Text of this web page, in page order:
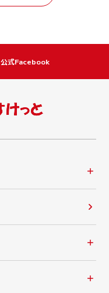
公式Facebook